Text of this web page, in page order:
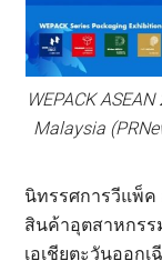
WEPACK
Malaysia
นิทรรศการวีแพ็ค
สินค้าอุตสาหกร
เอเชียตะวันออก